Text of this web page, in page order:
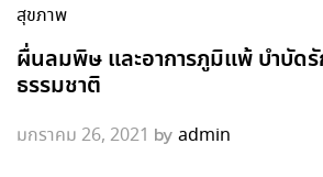
สุขภาพ
ผื่นลมพิษ และอาการภูมิแพ้ บำบัด
ธรรมชาติ
มกราคม 26, 2021 by admin